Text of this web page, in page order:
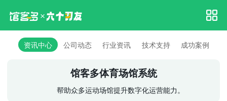
资讯中心 公司动态 行业资讯 技术支持 成功案例
馆客多体育场馆系统
帮助众多运动场馆提升数字化运营能力。